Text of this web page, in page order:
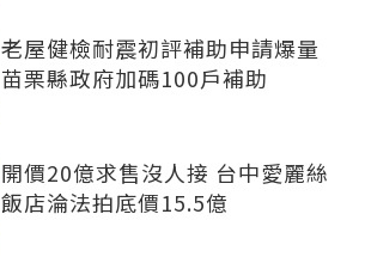
老屋健檢耐震初評補助申請爆量
苗栗縣政府加碼100戶補助
開價20億求售沒人接 台中愛麗絲
飯店淪法拍底價15.5億